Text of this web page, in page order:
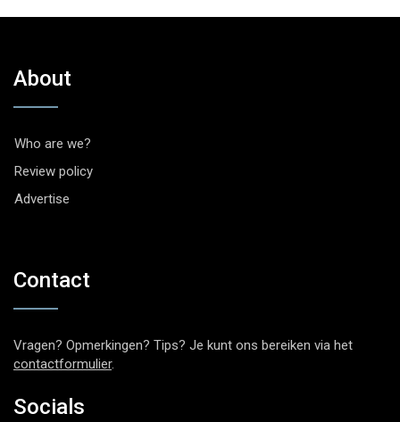
About
Who are we?
Review policy
Advertise
Contact
Vragen? Opmerkingen? Tips? Je kunt ons bereiken via het
contactformulier.
Socials